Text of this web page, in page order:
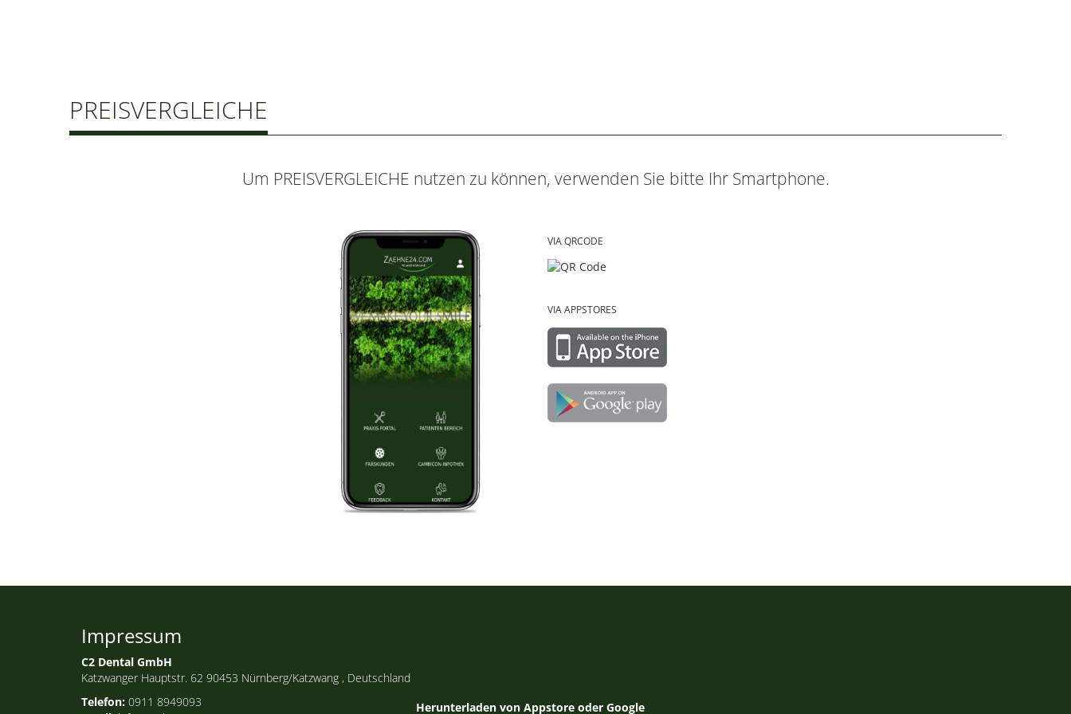
PREISVERGLEICHE
Um PREISVERGLEICHE nutzen zu können, verwenden Sie bitte Ihr Smartphone.
VIA QRCODE
VIA APPSTORES
Impressum
C2 Dental GmbH
Katzwanger Hauptstr. 62 90453 Nürnberg/Katzwang , Deutschland
Telefon: 0911 8949093
Herunterladen von Appstore oder Google